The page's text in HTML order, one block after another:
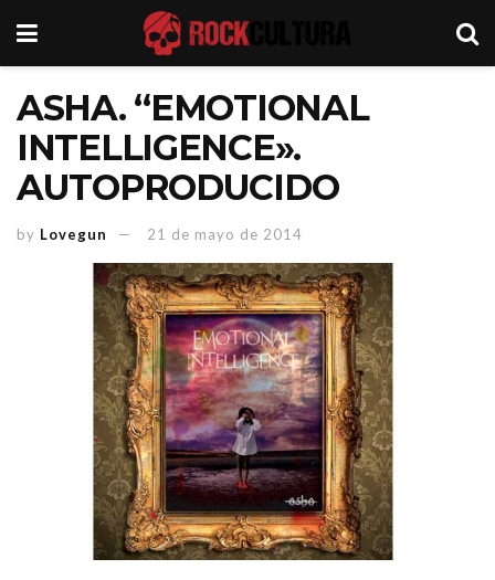
ASHA. “EMOTIONAL
INTELLIGENCE».
AUTOPRODUCIDO
by Lovegun 21 de mayo de 2014